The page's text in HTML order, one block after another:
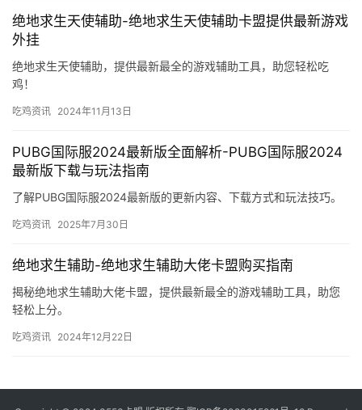
吃鸡资讯 2024年11月20日
dnf卡盟辅助哪个好-选择最佳dnf卡盟辅助软件指南
dnf辅助卡盟购买指南-如何在安全可靠的平台购买dnf
全。
吃鸡资讯 2024年12月9日
绝地求生天使辅助-绝地求生天使辅助卡盟提供最新游戏
外挂
绝地求生天使辅助，提供最新最全的游戏辅助工具，助您轻松吃
吃鸡资讯 2024年11月13日